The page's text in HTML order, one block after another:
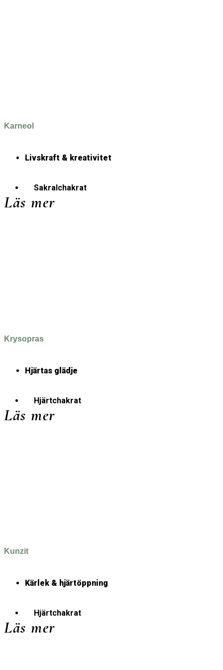
Karneol
Livskraft & kreativitet
Sakralchakrat
Läs mer
Krysopras
Hjärtas glädje
Hjärtchakrat
Läs mer
Kunzit
Kärlek & hjärtöppning
Hjärtchakrat
Läs mer